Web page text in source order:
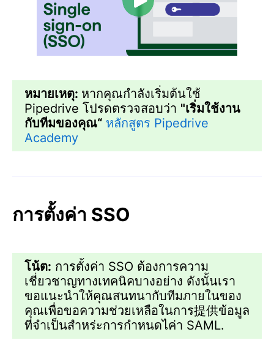
หมายเหตุ: หากคุณกำลังเริ่มต้นใช้
Pipedrive โปรดตรวจสอบว่า "เริ่มใช้งาน
กับทีมของคุณ“ หลักสูตร Pipedrive
Academy
การตั้งค่า SSO
โน้ต: การตั้งค่า SSO ต้องการความ
เชี่ยวชาญทางเทคนิคบางอย่าง ดังนั้นเรา
ขอแนะนำให้คุณสนทนากับทีมภายในของ
คุณเพื่อขอความช่วยเหลือในการ提供ข้อมูล
ที่จำเป็นสำหร่ะการกำหนดไค่า SAML.